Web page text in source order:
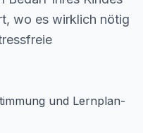
wo es wirklich nötig
und Lernplan-